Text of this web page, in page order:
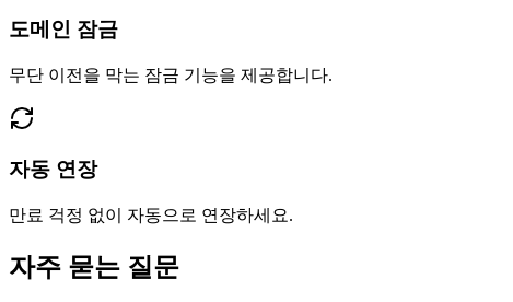
도메인 잠금
무단 이전을 막는 잠금 기능을 제공합니다.
자동 연장
만료 걱정 없이 자동으로 연장하세요.
자주 묻는 질문